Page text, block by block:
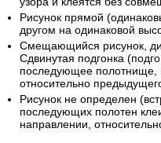
Рисунок прямой
другом на одинаковой
Смещающийся рисунок,
Сдвинутая подгонка
последующее полотнище,
относительно
Рисунок не определен
последующих полотен
направлении,